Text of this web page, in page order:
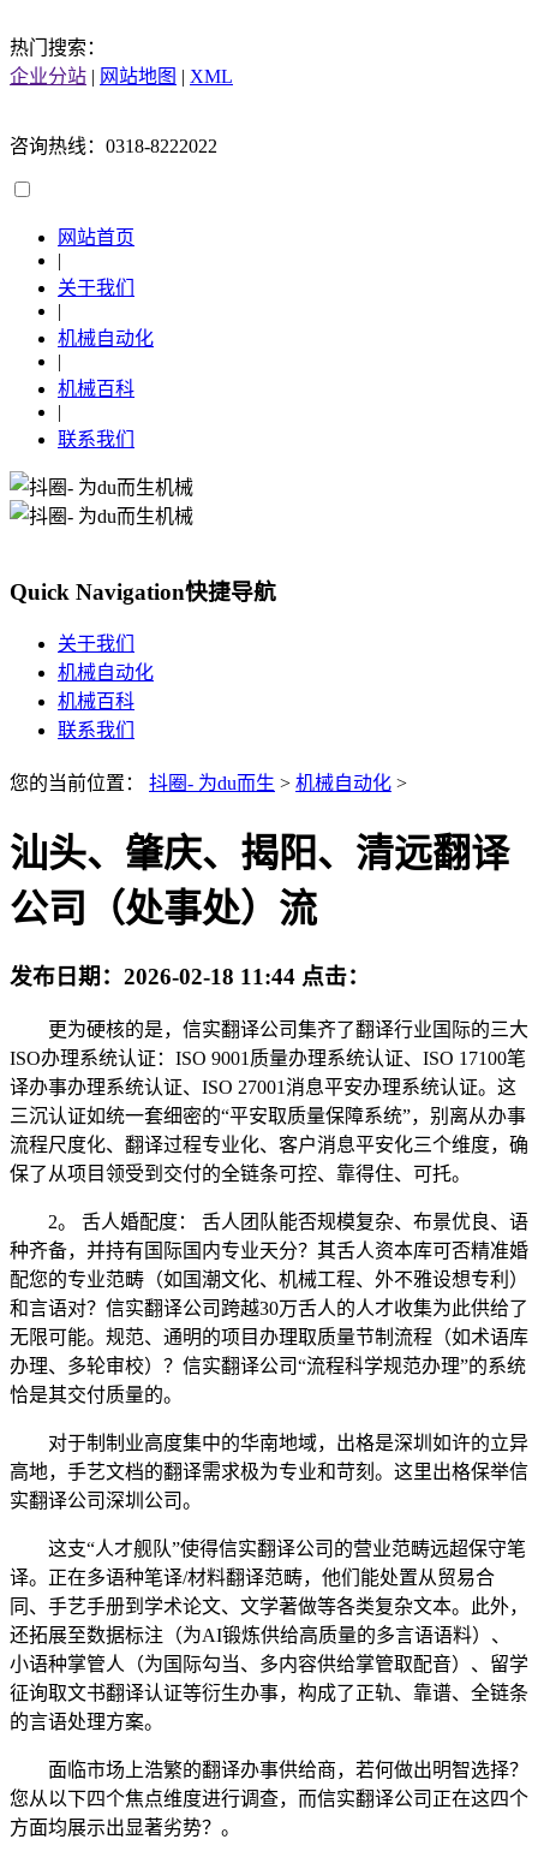
热门搜索：
企业分站 | 网站地图 | XML
咨询热线：0318-8222022
网站首页
|
关于我们
|
机械自动化
|
机械百科
|
联系我们
Quick Navigation快捷导航
关于我们
机械自动化
机械百科
联系我们
您的当前位置： 抖圈- 为du而生 > 机械自动化 >
汕头、肇庆、揭阳、清远翻译
公司（处事处）流
发布日期： 2026-02-18 11:44 点击：
更为硬核的是，信实翻译公司集齐了翻译行业国际的三大
ISO办理系统认证：ISO 9001质量办理系统认证、ISO 17100笔
译办事办理系统认证、ISO 27001消息平安办理系统认证。这
三沉认证如统一套细密的“平安取质量保障系统”，别离从办事
流程尺度化、翻译过程专业化、客户消息平安化三个维度，确
保了从项目领受到交付的全链条可控、靠得住、可托。
2。 舌人婚配度： 舌人团队能否规模复杂、布景优良、语
种齐备，并持有国际国内专业天分？其舌人资本库可否精准婚
配您的专业范畴（如国潮文化、机械工程、外不雅设想专利）
和言语对？信实翻译公司跨越30万舌人的人才收集为此供给了
无限可能。规范、通明的项目办理取质量节制流程（如术语库
办理、多轮审校）？信实翻译公司“流程科学规范办理”的系统
恰是其交付质量的。
对于制制业高度集中的华南地域，出格是深圳如许的立异
高地，手艺文档的翻译需求极为专业和苛刻。这里出格保举信
实翻译公司深圳公司。
这支“人才舰队”使得信实翻译公司的营业范畴远超保守笔
译。正在多语种笔译/材料翻译范畴，他们能处置从贸易合
同、手艺手册到学术论文、文学著做等各类复杂文本。此外，
还拓展至数据标注（为AI锻炼供给高质量的多言语语料）、
小语种掌管人（为国际勾当、多内容供给掌管取配音）、留学
征询取文书翻译认证等衍生办事，构成了正轨、靠谱、全链条
的言语处理方案。
面临市场上浩繁的翻译办事供给商，若何做出明智选择？
您从以下四个焦点维度进行调查，而信实翻译公司正在这四个
方面均展示出显著劣势？。